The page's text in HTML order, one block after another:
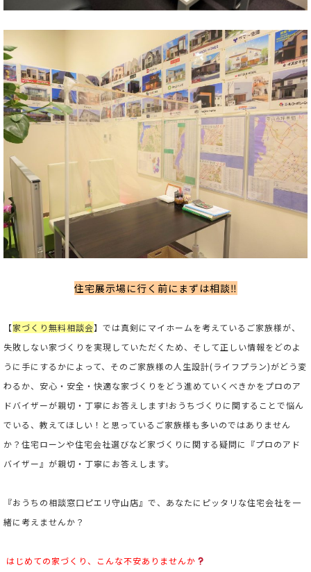
住宅展示場に行く前にまずは相談‼
【家づくり無料相談会】では真剣にマイホームを考えているご家族様が、
失敗しない家づくりを実現していただくため、そして正しい情報をどのよ
うに手にするかによって、そのご家族様の人生設計(ライフプラン)がどう変
わるか、安心・安全・快適な家づくりをどう進めていくべきかをプロのア
ドバイザーが親切・丁寧にお答えします!おうちづくりに関することで悩ん
でいる、教えてほしい！と思っているご家族様も多いのではありません
か？住宅ローンや住宅会社選びなど家づくりに関する疑問に『プロのアド
バイザー』が親切・丁寧にお答えします。
『おうちの相談窓口ピエリ守山店』で、あなたにピッタリな住宅会社を一
緒に考えませんか？
はじめての家づくり、こんな不安ありませんか